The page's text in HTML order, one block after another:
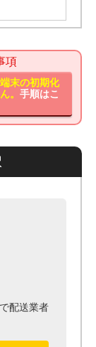
項
末の初期化
。手順はこ
配送業者